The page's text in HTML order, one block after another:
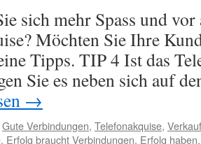
sich mehr Spass und
Möchten Sie Ihre
Tipps. TIP 4 Ist das
Sie es neben sich auf
→
Gute Verbindungen, Telefonakquise,
, Erfolg braucht Verbindungen, Erfolg haben